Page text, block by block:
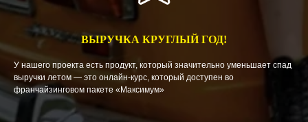
ВЫРУЧКА КРУГЛЫЙ ГОД!
У нашего проекта есть продукт, который значительно уменьшает спад
выручки летом — это онлайн-курс, который доступен во
франчайзинговом пакете «Максимум»